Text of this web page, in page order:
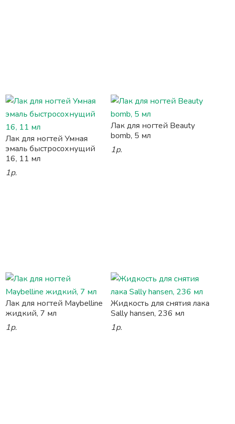
Лак для ногтей Умная
эмаль быстросохнущий
16, 11 мл
1р.
Лак для ногтей Beauty
bomb, 5 мл
1р.
Лак для ногтей Maybelline
жидкий, 7 мл
1р.
Жидкость для снятия лака
Sally hansen, 236 мл
1р.